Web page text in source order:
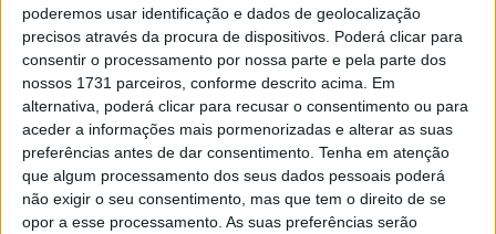
poderemos usar identificação e dados de geolocalização
precisos através da procura de dispositivos. Poderá clicar para
consentir o processamento por nossa parte e pela parte dos
nossos 1731 parceiros, conforme descrito acima. Em
alternativa, poderá clicar para recusar o consentimento ou para
aceder a informações mais pormenorizadas e alterar as suas
preferências antes de dar consentimento. Tenha em atenção
que algum processamento dos seus dados pessoais poderá
não exigir o seu consentimento, mas que tem o direito de se
opor a esse processamento. As suas preferências serão
O Viseu 2001 soma sete pontos, ocupando a 5.ª posição,
em igualdade pontual com o Correlha.
O jogo da 7.ª jornada, em casa frente ao Sporting de
Braga B foi adiado para dia 28 de maio.
Esta e outras notícias para ouvir na Estação Diária – 96.8
FM ou emwww.968.fm.